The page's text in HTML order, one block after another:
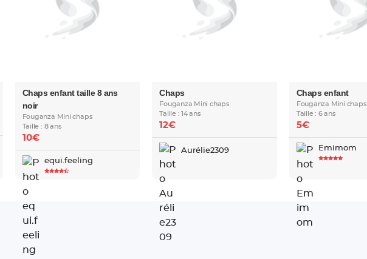
Chaps enfant taille 8 ans
noir
Fouganza Mini chaps
Taille : 8 ans
10€
equi.feeling
Chaps
Fouganza Mini chaps
Taille : 14 ans
12€
Aurélie2309
Chaps enfant
Fouganza Mini chaps
Taille : 6 ans
5€
Emimom